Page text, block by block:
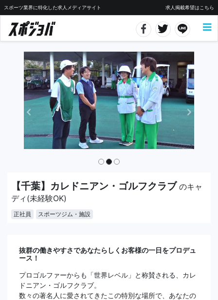
スポーツ業界に特化した求人メディアサイト 求人掲載希望はこちら
【千葉】カレドニアン・ゴルフクラブのキャ
ディ(未経験OK)
正社員 スポーツジム・施設
抜群の働きやすさであなたらしくお客様の一日をプロデュ
ース！
プロゴルファーからも「世界レベル」と称賛される、カレ
ドニアン・ゴルフクラブ。
数々の著名人に愛されてきたこの特別な場所で、あなたの